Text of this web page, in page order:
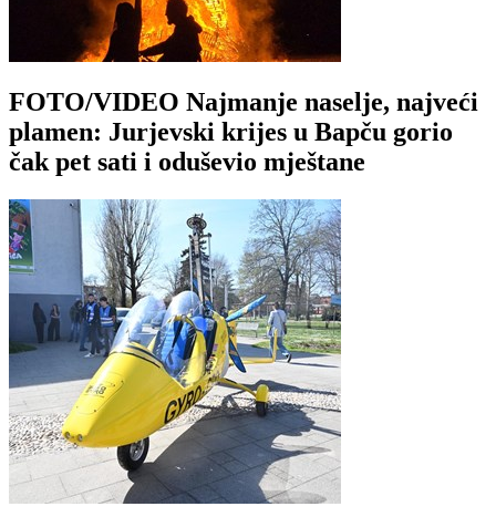
FOTO/VIDEO Najmanje naselje, najveći
plamen: Jurjevski krijes u Bapču gorio
čak pet sati i oduševio mještane